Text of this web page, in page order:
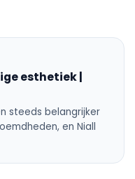
esthetiek |
steeds belangrijker
en Niall